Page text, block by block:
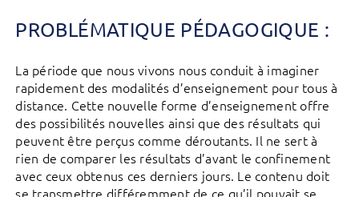
PROBLÉMATIQUE PÉDAGOGIQUE :
La période que nous vivons nous conduit à imaginer
rapidement des modalités d’enseignement pour tous à
distance. Cette nouvelle forme d’enseignement offre
des possibilités nouvelles ainsi que des résultats qui
peuvent être perçus comme déroutants. Il ne sert à
rien de comparer les résultats d’avant le confinement
avec ceux obtenus ces derniers jours. Le contenu doit
se transmettre différemment de ce qu’il pouvait se